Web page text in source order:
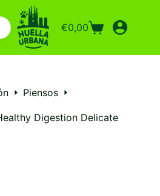
Carro
compra
€0,00
Piensos
Digestion Delicate